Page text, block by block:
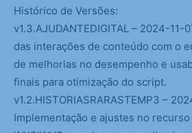
Histórico de Versões:
v1.3.AJUDANTEDIGITAL – 2024-
das interações de conteúdo com o
de melhorias no desempenho e
finais para otimização do script.
v1.2.HISTORIASRARASTEMP3 –
Implementação e ajustes no